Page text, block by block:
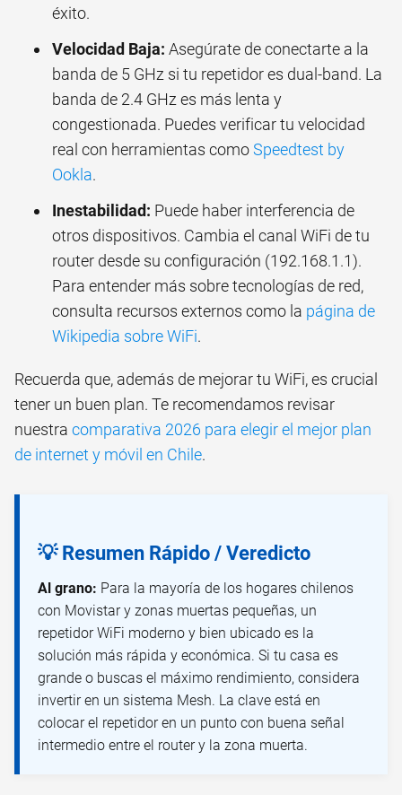
éxito.
Velocidad Baja: Asegúrate de conectarte a la
banda de 5 GHz si tu repetidor es dual-band. La
banda de 2.4 GHz es más lenta y
congestionada. Puedes verificar tu velocidad
real con herramientas comoSpeedtest by
Ookla.
Inestabilidad: Puede haber interferencia de
otros dispositivos. Cambia el canal WiFi de tu
router desde su configuración (192.168.1.1).
Para entender más sobre tecnologías de red,
consulta recursos externos como la página de
Wikipedia sobre WiFi.
Recuerda que, además de mejorar tu WiFi, es crucial
tener un buen plan. Te recomendamos revisar
nuestra comparativa 2026 para elegir el mejor plan
de internet y móvil en Chile.
💡 Resumen Rápido / Veredicto
Al grano: Para la mayoría de los hogares chilenos
con Movistar y zonas muertas pequeñas, un
repetidor WiFi moderno y bien ubicado es la
solución más rápida y económica. Si tu casa es
grande o buscas el máximo rendimiento, considera
invertir en un sistema Mesh. La clave está en
colocar el repetidor en un punto con buena señal
intermedio entre el router y la zona muerta.